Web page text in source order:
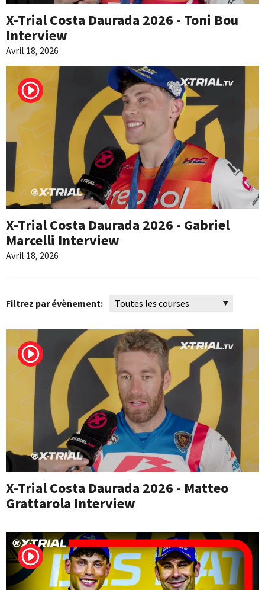
X-Trial Costa Daurada 2026 - Toni Bou
Interview
Avril 18, 2026
X-Trial Costa Daurada 2026 - Gabriel
Marcelli Interview
Avril 18, 2026
Filtrez par évènement:
X-Trial Costa Daurada 2026 - Matteo
Grattarola Interview